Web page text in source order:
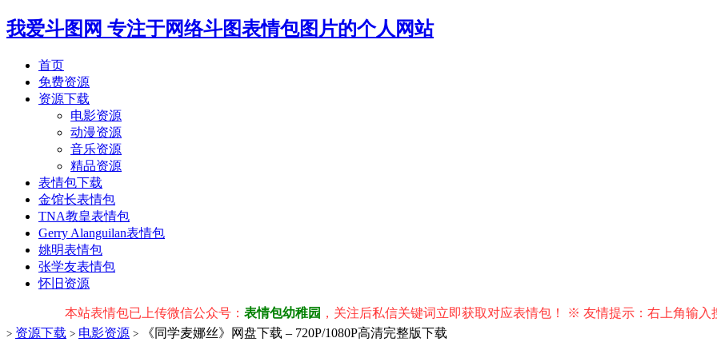
我爱斗图网 专注于网络斗图表情包图片的个人网站
首页
免费资源
资源下载
电影资源
动漫资源
音乐资源
精品资源
表情包下载
金馆长表情包
TNA教皇表情包
Gerry Alanguilan表情包
姚明表情包
张学友表情包
怀旧资源
本站表情包已上传微信公众号：表情包幼稚园，关注后私信关键词立即获取对应表情包！ ※ 友情提示：右上角输入搜索词
> 资源下载 > 电影资源 > 《同学麦娜丝》网盘下载 – 720P/1080P高清完整版下载